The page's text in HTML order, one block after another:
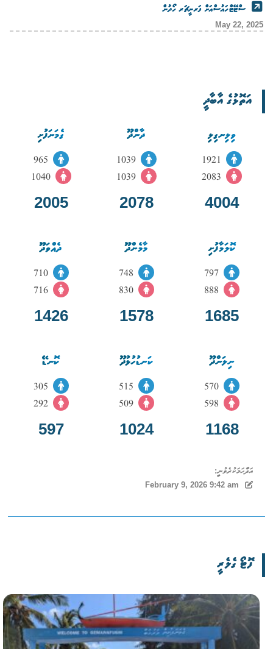
ސްޓޭޓްހައުސްއަށް ފަރނީޗަރ ހޯދުން
May 22, 2025
އަތޮޅުގެ އާބާދީ
ވިލިނގިލި
1921
2083
4004
ދާންދޫ
1039
1039
2078
ގެމަނަފުށި
1040
2005
ކޮލަމާފުށި
797
888
1685
މާމެންދޫ
748
830
1578
ދެއްވަދޫ
710
716
1426
ނިލަންދޫ
570
598
1168
ކަނޑުހުޅުދޫ
515
509
1024
ކޮނޑޭ
292
597
އަދާހަމަކުރެވުނީ:
February 9, 2026 9:42 am
ފޮޓޯ ގެލެރީ